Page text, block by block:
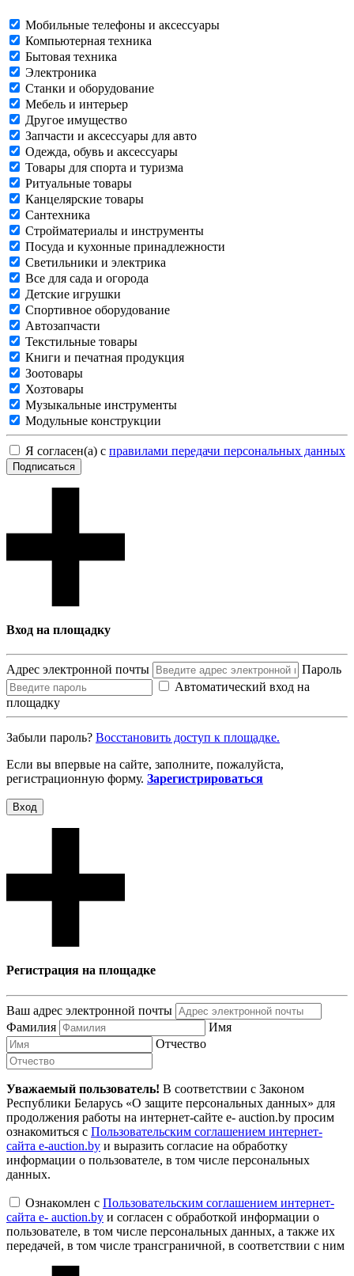
Мобильные телефоны и аксессуары
Компьютерная техника
Бытовая техника
Электроника
Станки и оборудование
Мебель и интерьер
Другое имущество
Запчасти и аксессуары для авто
Одежда, обувь и аксессуары
Товары для спорта и туризма
Ритуальные товары
Канцелярские товары
Сантехника
Стройматериалы и инструменты
Посуда и кухонные принадлежности
Светильники и электрика
Все для сада и огорода
Детские игрушки
Спортивное оборудование
Автозапчасти
Текстильные товары
Книги и печатная продукция
Зоотовары
Хозтовары
Музыкальные инструменты
Модульные конструкции
Я согласен(а) с правилами передачи персональных данных
Подписаться
Вход на площадку
Адрес электронной почты
Пароль
Автоматический вход на
площадку
Забыли пароль? Восcтановить доступ к площадке.
Если вы впервые на сайте, заполните, пожалуйста,
регистрационную форму. Зарегистрироваться
Вход
Регистрация на площадке
Ваш адрес электронной почты
Фамилия
Имя
Отчество
Уважаемый пользователь! В соответствии с Законом
Республики Беларусь «О защите персональных данных» для
продолжения работы на интернет-сайте e- auction.by просим
ознакомиться с Пользовательским соглашением интернет-
сайта e-auction.by и выразить согласие на обработку
информации о пользователе, в том числе персональных
данных.
Ознакомлен с Пользовательским соглашением интернет-
сайта e- auction.by и согласен с обработкой информации о
пользователе, в том числе персональных данных, а также их
передачей, в том числе трансграничной, в соответствии с ним